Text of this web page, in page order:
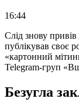
16:44
Слід знову
публікував своє
«картонний
Telegram-груп
Безугла